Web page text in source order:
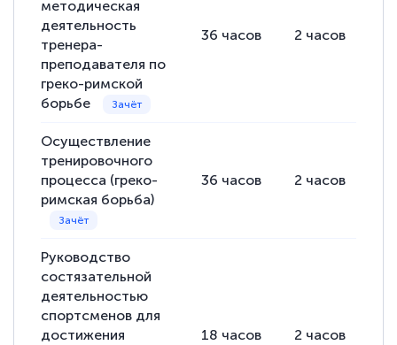
методическая
деятельность
тренера-
преподавателя по
греко-римской
борьбе
36 часов 2 часов
Осуществление
тренировочного
процесса (греко-
римская борьба)
36 часов 2 часов
Руководство
состязательной
деятельностью
спортсменов для
достижения
18 часов 2 часов